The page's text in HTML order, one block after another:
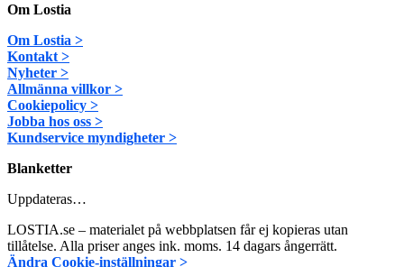
Om Lostia
Om Lostia >
Kontakt >
Nyheter >
Allmänna villkor >
Cookiepolicy >
Jobba hos oss >
Kundservice myndigheter >
Blanketter
Uppdateras…
LOSTIA.se – materialet på webbplatsen får ej kopieras utan
tillåtelse. Alla priser anges ink. moms. 14 dagars ångerrätt.
Ändra Cookie-inställningar >